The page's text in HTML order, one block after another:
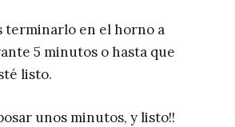
terminarlo en el horno a
5 minutos o hasta que
listo.
unos minutos, y listo!!